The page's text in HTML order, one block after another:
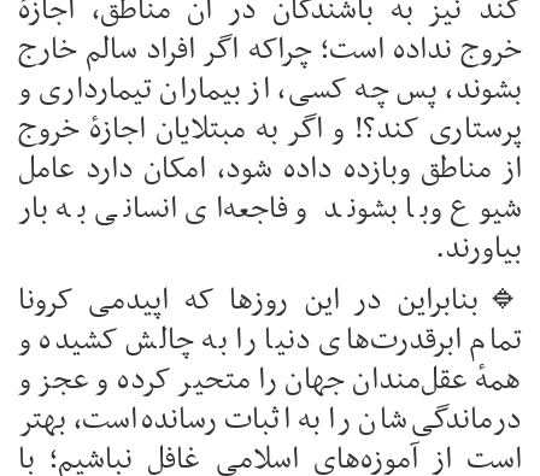
کند نیز به باشندگان در آن مناطق، اجازهٔ
خروج نداده است؛ چراکه اگر افراد سالم خارج
بشوند، پس چه کسی‌، از بیماران تیمارداری و
پرستاری کند؟! و اگر به مبتلایان اجازهٔ خروج
از مناطق وبازده داده شود، امکان دارد عامل
شیوع وبا بشوند و فاجعه‌ای انسانی به بار
بیاورند.
🔹بنابراین در این روزها که اپیدمی کرونا
تمام ابرقدرت‌های دنیا را به چالش کشیده و
همهٔ عقل‌مندان جهان را متحیر کرده و عجز و
درماندگی‌شان را به اثبات رسانده‌است، بهتر
است از آموزه‌های اسلامی غافل نباشیم؛ با